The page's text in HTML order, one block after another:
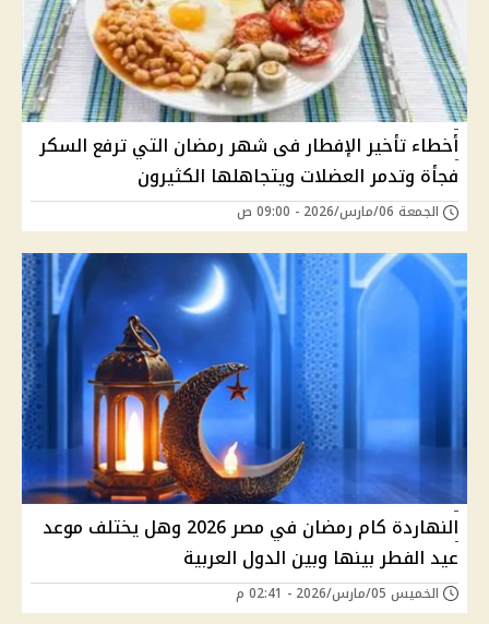
أخطاء تأخير الإفطار فى شهر رمضان التي ترفع السكر
فجأة وتدمر العضلات ويتجاهلها الكثيرون
الجمعة 06/مارس/2026 - 09:00 ص
النهاردة كام رمضان في مصر 2026 وهل يختلف موعد
عيد الفطر بينها وبين الدول العربية
الخميس 05/مارس/2026 - 02:41 م